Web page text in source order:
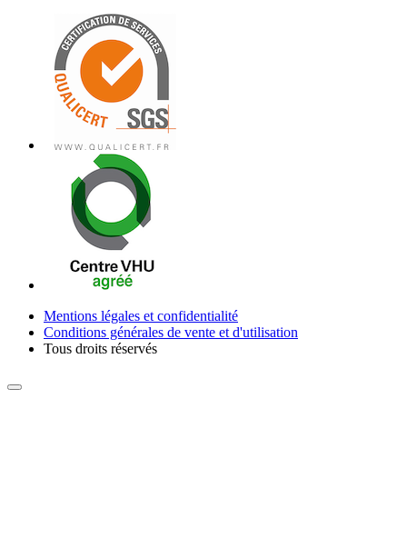
Mentions légales et confidentialité
Conditions générales de vente et d'utilisation
Tous droits réservés